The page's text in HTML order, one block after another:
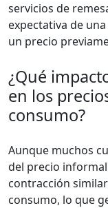
servicios de
expectativa de
un precio
¿Qué
en los
consumo?
Aunque muchos
del precio
contracción
consumo, lo que